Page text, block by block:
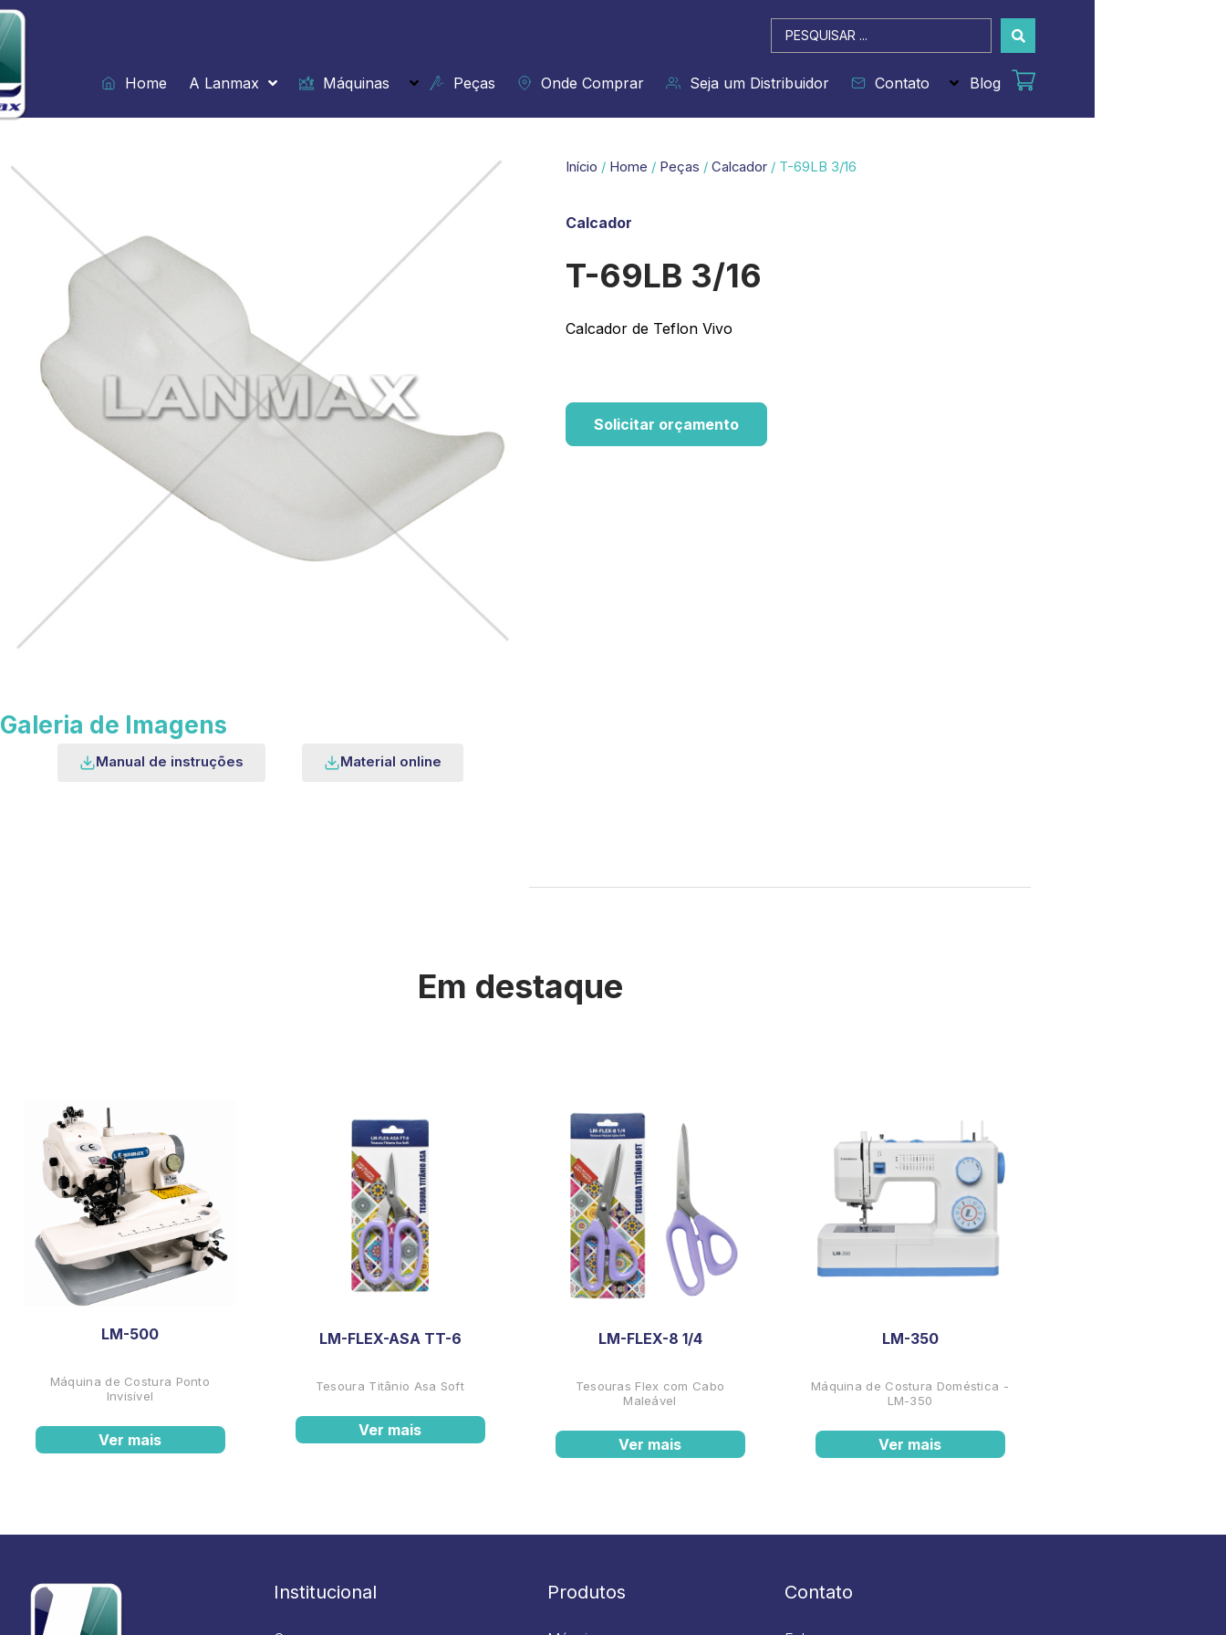
Ir
para
o
conteúdo
Pesquisar
...
Home
A Lanmax Máquinas Peças Onde Comprar Seja um Distribuidor Contato Blog
Galeria de Imagens
Manual de instruções Material online
Início / Home / Peças / Calcador / T-69LB 3/16
Calcador
T-69LB 3/16
Calcador de Teflon Vivo
Solicitar orçamento
Em destaque
LM-500
Máquina de Costura Ponto
Invisível
Ver mais
LM-FLEX-ASA TT-6
Tesoura Titânio Asa Soft
Ver mais
LM-FLEX-8 1/4
Tesouras Flex com Cabo
Maleável
Ver mais
LM-350
Máquina de Costura Doméstica -
LM-350
Ver mais
Institucional Produtos Contato